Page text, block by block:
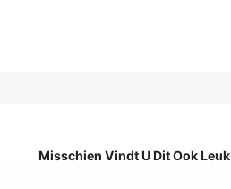
Misschien Vindt U Dit Ook Leuk